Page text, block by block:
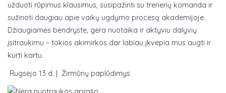
užduoti rūpimus klausimus, susipažinti su trenerių komanda ir
sužinoti daugiau apie vaikų ugdymo procesą akademijoje.
Džiaugiamės bendryste, gera nuotaika ir aktyviu dalyvių
įsitraukimu – tokios akimirkos dar labiau įkvepia mus augti ir
kurti kartu.
Rugsėjo 13 d. | Žirmūnų paplūdimys